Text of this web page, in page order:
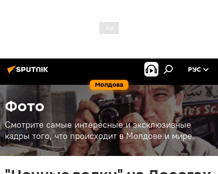
Молдова
РУС
Фото
Смотрите самые интересные и эксклюзивные
кадры того, что происходит в Молдове и мире.